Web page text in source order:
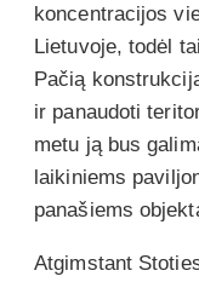
koncentracijos
Lietuvoje, todėl
Pačią
ir panaudoti
metu ją bus
laikiniems
panašiems
Atgimstant